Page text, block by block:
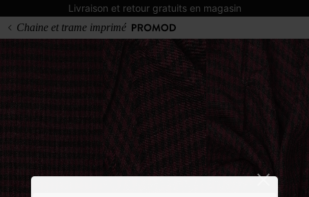
Livraison et retour gratuits en magasin
Chaine et trame imprimé